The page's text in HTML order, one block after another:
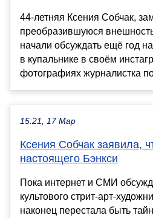
44-летняя Ксения Собчак,
преобразившуюся
начали обсуждать ещё год
в купальнике в своём
фотографиях журналистка
15:21, 17 Мар
Ксения Собчак заявила,
настоящего Бэнкси
Пока интернет и СМИ
культового стрит-арт-
наконец перестала быть